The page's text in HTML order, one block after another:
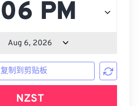
复制到剪贴板
NZST